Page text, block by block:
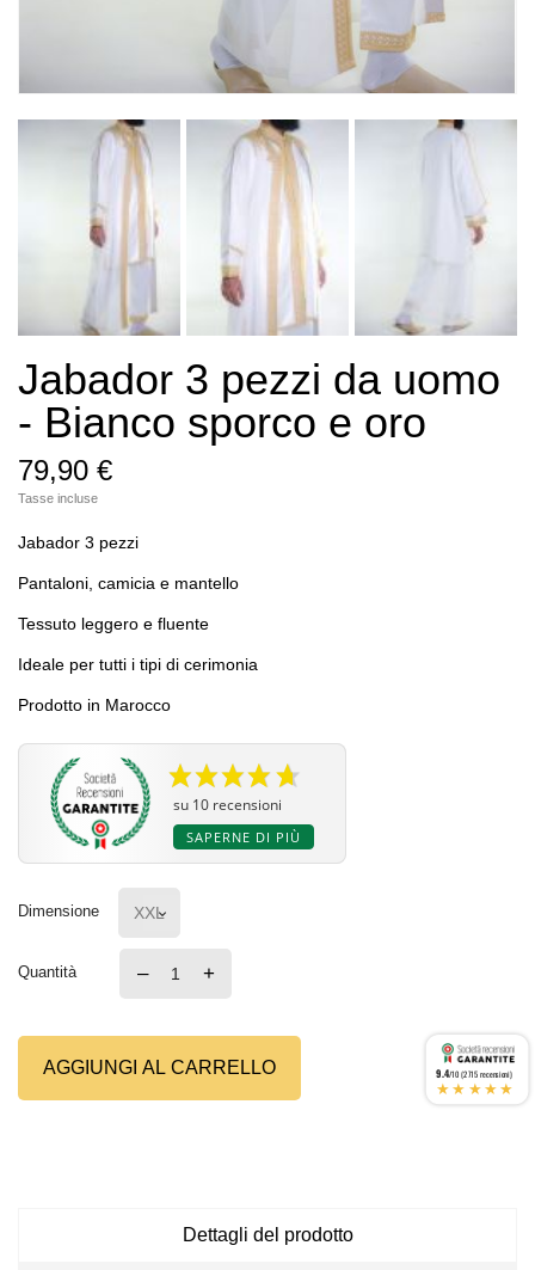
Jabador 3 pezzi da uomo
- Bianco sporco e oro
79,90 €
Tasse incluse
Jabador 3 pezzi
Pantaloni, camicia e mantello
Tessuto leggero e fluente
Ideale per tutti i tipi di cerimonia
Prodotto in Marocco
su 10 recensioni
SAPERNE DI PIÙ
Dimensione
Quantità – +
AGGIUNGI AL CARRELLO
Dettagli del prodotto
9.4/10 (2715 recensioni)
★★★★★